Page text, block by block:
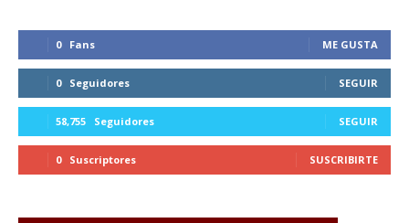
0 Fans ME GUSTA
0 Seguidores SEGUIR
58,755 Seguidores SEGUIR
0 Suscriptores SUSCRIBIRTE